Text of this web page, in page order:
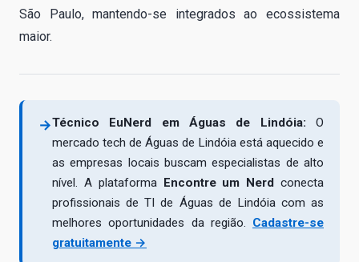
São Paulo, mantendo-se integrados ao ecossistema
maior.
→Técnico EuNerd em Águas de Lindóia: O
mercado tech de Águas de Lindóia está aquecido e
as empresas locais buscam especialistas de alto
nível. A plataforma Encontre um Nerd conecta
profissionais de TI de Águas de Lindóia com as
melhores oportunidades da região. Cadastre-se
gratuitamente →